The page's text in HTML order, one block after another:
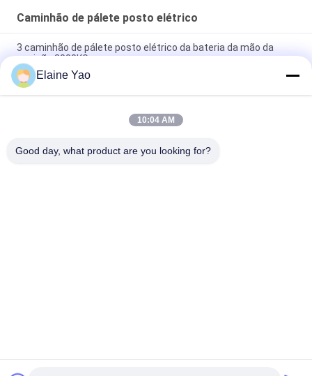
Caminhão de pálete posto elétrico
3 caminhão de pálete posto elétrico da bateria da mão da
posição 3000KG
Cavaleiro do ISO Li Battery 1000kg Rider Electric Walkie Pallet
Truck
Jigger de Mini Electric Powered Pallet Truck da bomba do
Elaine Yao
10:04 AM
Good day, what product are you looking for?